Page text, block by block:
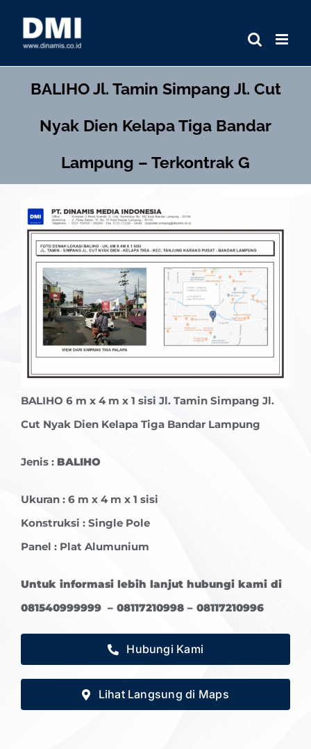
BALIHOJl. Tamin Simpang Jl. Cut
Nyak Dien Kelapa Tiga Bandar
Lampung – Terkontrak G
BALIHO 6 m x 4 m x 1 sisi Jl. Tamin Simpang Jl.
Cut Nyak Dien Kelapa Tiga Bandar Lampung
Jenis : BALIHO
Ukuran : 6 m x 4 m x 1 sisi
Konstruksi : Single Pole
Panel : Plat Alumunium
Untuk informasi lebih lanjut hubungi kami di
081540999999 – 08117210998 – 08117210996
Hubungi Kami
Lihat Langsung di Maps